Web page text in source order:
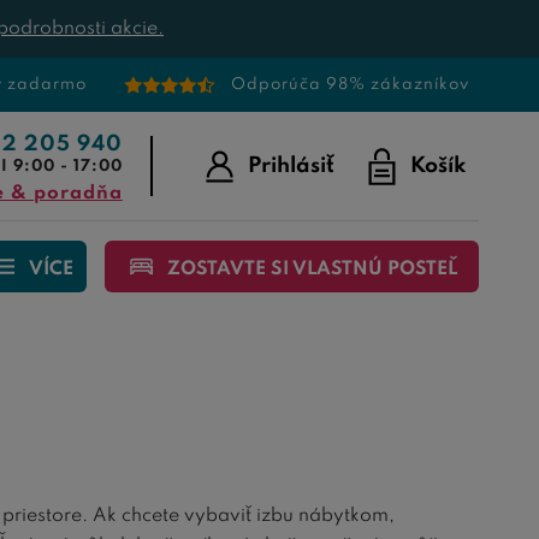
akcie.
zadarmo Odporúča 98% zákazníkov
205 940
9:00 - 17:00
& poradňa
Prihlásiť Košík
VÍCE ZOSTAVTE SI VLASTNÚ POSTEĽ
Ak chcete vybaviť izbu nábytkom,